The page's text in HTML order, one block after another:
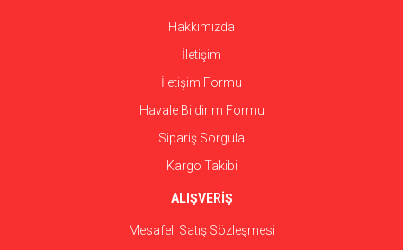
Gönder
Hakkımızda
İletişim
İletişim Formu
Havale Bildirim Formu
Sipariş Sorgula
Kargo Takibi
ALIŞVERİŞ
Mesafeli Satış Sözleşmesi